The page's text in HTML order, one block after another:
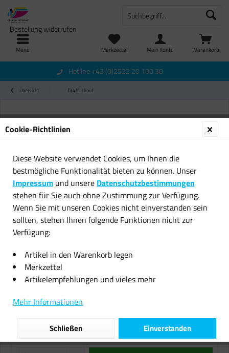
Menü Warenkorb
Merkzettel
Bestellung widerrufen
Mein Konto
Hotline +43 (0)2522 20 100 30
Übersicht fit4blackout
Aqua Clean AC1 Quick 100
Tabletten Trinkwasser-
Desinfektionstabletten
13,10 € *
Sofort versandfertig, Lieferzeit ca. 1-2 Werktage
Cookie-Richtlinien
Diese Website verwendet Cookies, um Ihnen die
bestmögliche Funktionalität bieten zu können. Unser
Impressum und unsere Datenschutzbestimmungen
stehen für Sie auch ohne Zustimmung zur Verfügung.
Wenn Sie mit unseren Cookies nicht einverstanden sein
sollten, stehen Ihnen folgende Funktionen nicht zur
Verfügung:
Artikel in den Warenkorb legen
Merkzettel
Artikelempfehlungen und vieles mehr
Mehr Informationen
Einverstanden
Schließen